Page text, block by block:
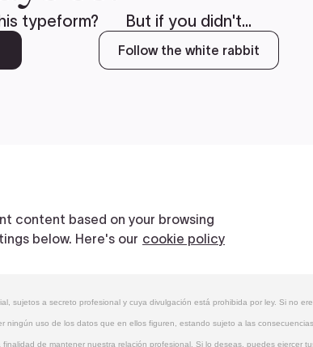
a secreto profesional y cuya divulgación está prohibida por ley. Si no
uso de los datos que en ellos figuren, estando sujeto a las
de mantener nuestra relación profesional. Si lo deseas, puedes ejercer